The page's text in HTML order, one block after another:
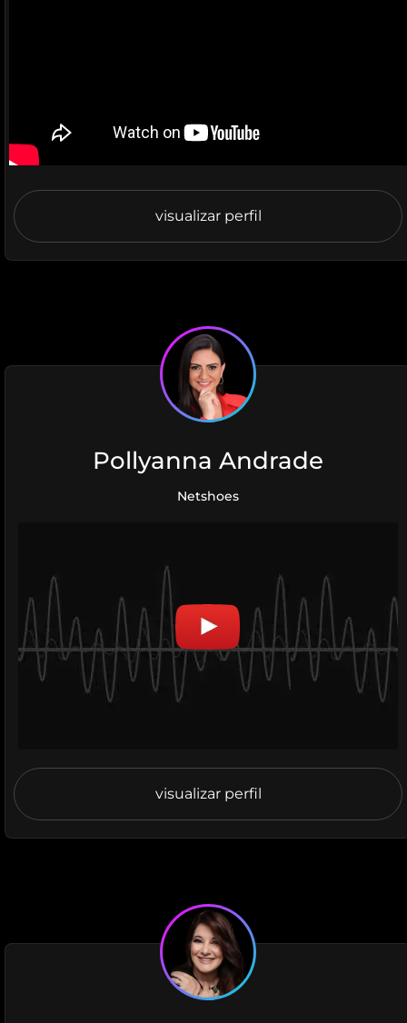
visualizar perfil
Pollyanna Andrade
Netshoes
visualizar perfil